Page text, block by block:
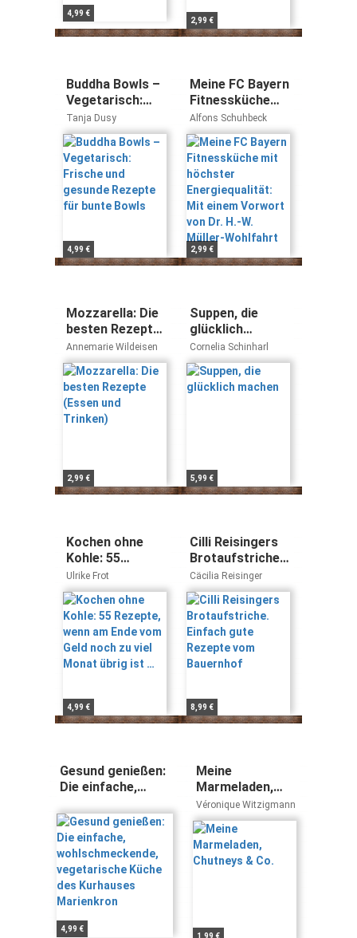
4,99 €
2,99 €
Buddha Bowls –
Vegetarisch:
Frische und
gesunde
Rezepte für
bunte Bowls
Tanja Dusy
4,99 €
Meine FC Bayern
Fitnessküche
mit höchster
Energiequalität:
Mit einem
Vorwort von Dr.
H.-W. Müller-
Wohlfahrt
Alfons Schuhbeck
2,99 €
Mozzarella: Die
besten Rezepte
(Essen und
Trinken)
Annemarie Wildeisen
2,99 €
Suppen, die
glücklich
machen
Cornelia Schinharl
5,99 €
Kochen ohne
Kohle: 55
Rezepte, wenn
am Ende vom
Geld noch zu viel
Monat übrig ist
…
Ulrike Frot
4,99 €
Cilli Reisingers
Brotaufstriche.
Einfach gute
Rezepte vom
Bauernhof
Cäcilia Reisinger
8,99 €
Gesund genießen:
Die einfache,
vegetarische
Küche des
Kurhauses
Marienkron
4,99 €
Meine
Marmeladen,
Chutneys & Co.
Véronique Witzigmann
1,99 €